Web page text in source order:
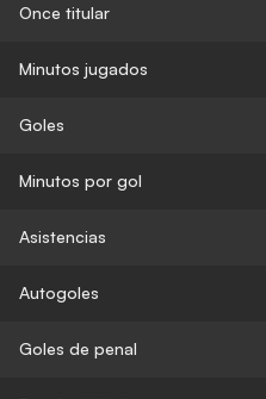
Once titular
Minutos jugados
Goles
Minutos por gol
Asistencias
Autogoles
Goles de penal